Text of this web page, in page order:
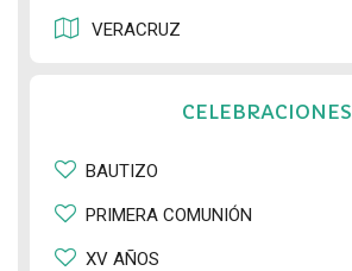
VERACRUZ
CELEBRACIONES
BAUTIZO
PRIMERA COMUNIÓN
XV AÑOS